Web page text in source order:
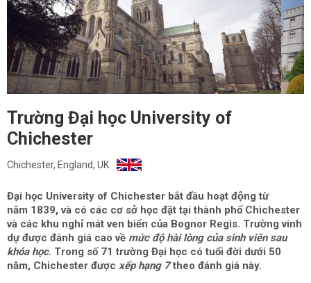
Trường Đại học University of
Chichester
Chichester, England, UK.
Đại học University of Chichester bắt đầu hoạt động từ
năm 1839, và có các cơ sở học đặt tại thành phố Chichester
và các khu nghỉ mát ven biển của Bognor Regis. Trường vinh
dự được đánh giá cao về mức độ hài lòng của sinh viên sau
khóa học. Trong số 71 trường Đại học có tuổi đời dưới 50
năm, Chichester được xếp hạng 7 theo đánh giá này.